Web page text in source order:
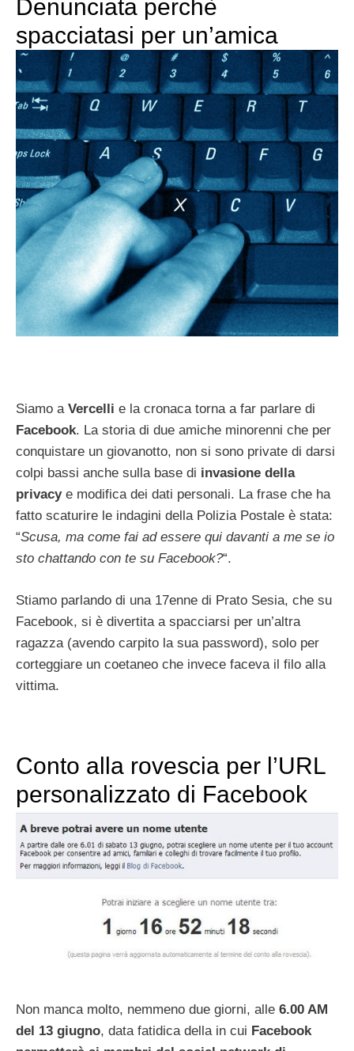
Denunciata perchè
spacciatasi per un’amica
Siamo a Vercelli e la cronaca torna a far parlare di
Facebook. La storia di due amiche minorenni che per
conquistare un giovanotto, non si sono private di darsi
colpi bassi anche sulla base di invasione della
privacye modifica dei dati personali. La frase che ha
fatto scaturire le indagini della Polizia Postale è stata:
“Scusa, ma come fai ad essere qui davanti a me se io
sto chattando con te su Facebook?“.
Stiamo parlando di una 17enne di Prato Sesia, che su
Facebook, si è divertita a spacciarsi per un’altra
ragazza (avendo carpito la sua password), solo per
corteggiare un coetaneo che invece faceva il filo alla
vittima.
Conto alla rovescia per l’URL
personalizzato di Facebook
Non manca molto, nemmeno due giorni, alle 6.00 AM
del 13 giugno, data fatidica della in cui Facebook